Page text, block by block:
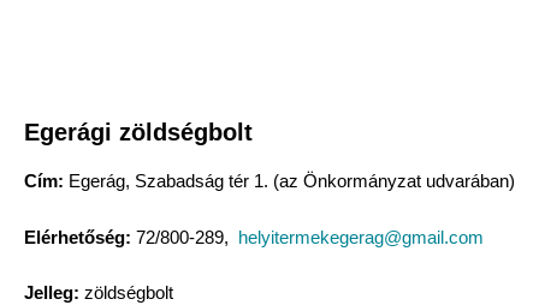
Egerági zöldségbolt
Cím: Egerág, Szabadság tér 1. (az Önkormányzat udvarában)
Elérhetőség: 72/800-289, helyitermekegerag@gmail.com
Jelleg: zöldségbolt